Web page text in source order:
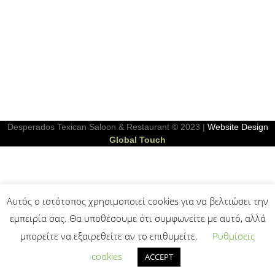
Desperados Texican Saloon & Restaurant © 2023 | Website Design
Global Touch
Αυτός ο ιστότοπος χρησιμοποιεί cookies για να βελτιώσει την
εμπειρία σας. Θα υποθέσουμε ότι συμφωνείτε με αυτό, αλλά
μπορείτε να εξαιρεθείτε αν το επιθυμείτε.
Ρυθμίσεις
cookies
ACCEPT